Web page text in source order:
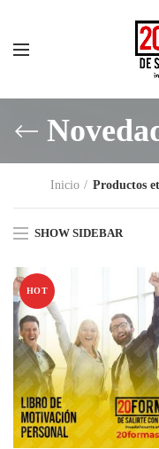
Inicio Productos
SHOW SIDEBAR
HOT